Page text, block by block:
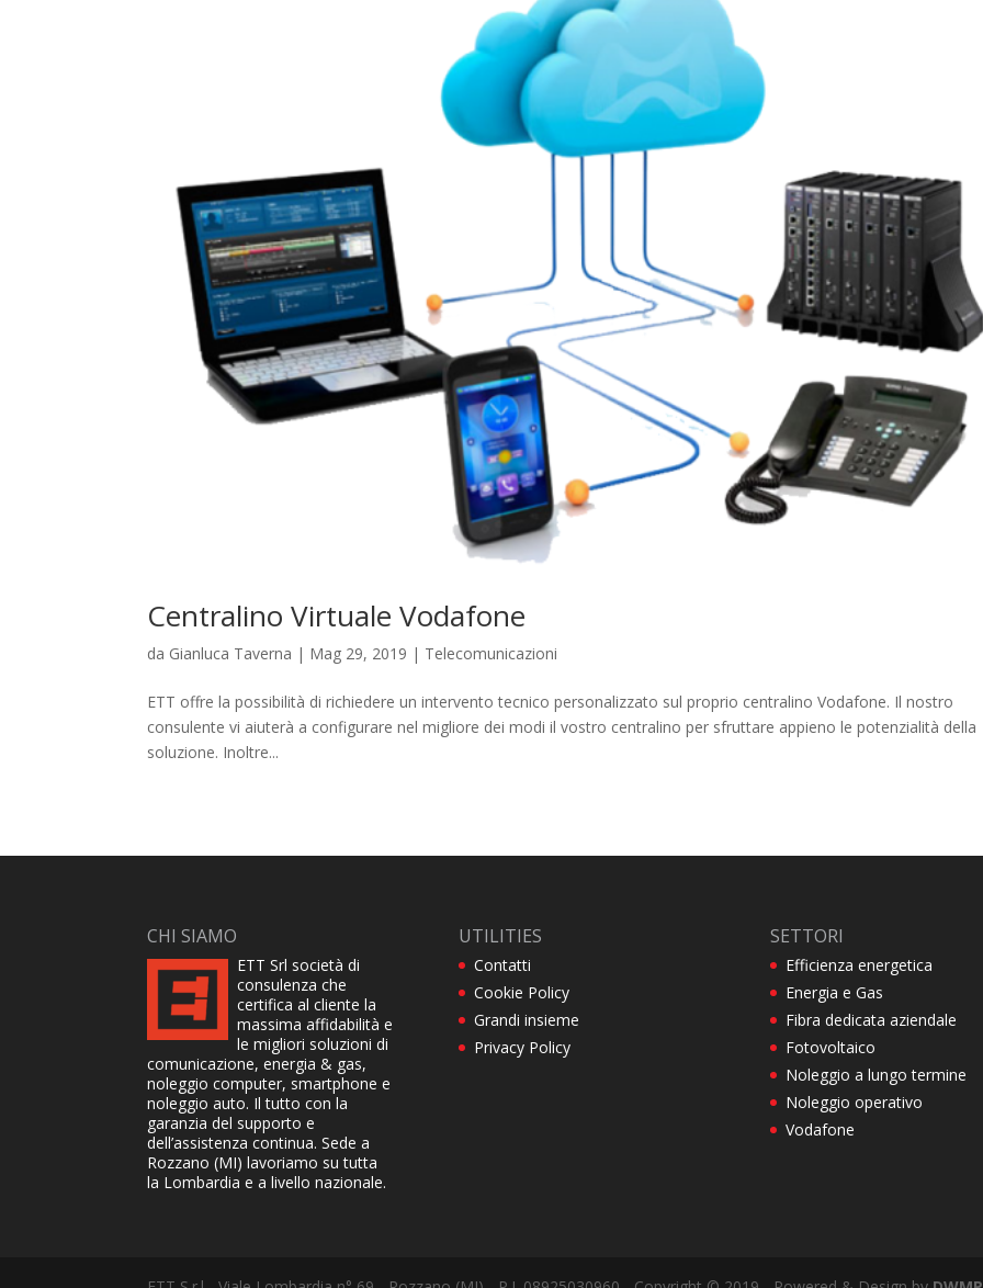
Centralino Virtuale Vodafone
da Gianluca Taverna | Mag 29, 2019 | Telecomunicazioni
ETT offre la possibilità di richiedere un intervento tecnico personalizzato sul proprio centralino Vodafone. Il nostro
consulente vi aiuterà a configurare nel migliore dei modi il vostro centralino per sfruttare appieno le potenzialità della
soluzione. Inoltre...
CHI SIAMO
ETT Srl società di
consulenza che
certifica al cliente la
massima affidabilità e
le migliori soluzioni di
comunicazione, energia & gas,
noleggio computer, smartphone e
noleggio auto. Il tutto con la
garanzia del supporto e
dell’assistenza continua. Sede a
Rozzano (MI) lavoriamo su tutta
la Lombardia e a livello nazionale.
UTILITIES
Contatti
Cookie Policy
Grandi insieme
Privacy Policy
SETTORI
Efficienza energetica
Energia e Gas
Fibra dedicata aziendale
Fotovoltaico
Noleggio a lungo termine
Noleggio operativo
Vodafone